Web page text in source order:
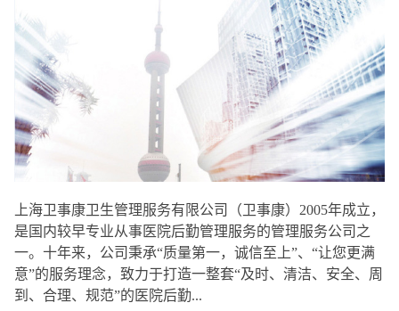
上海卫事康卫生管理服务有限公司（卫事康）2005年成立，
是国内较早专业从事医院后勤管理服务的管理服务公司之
一。十年来，公司秉承“质量第一，诚信至上”、“让您更满
意”的服务理念，致力于打造一整套“及时、清洁、安全、周
到、合理、规范”的医院后勤...